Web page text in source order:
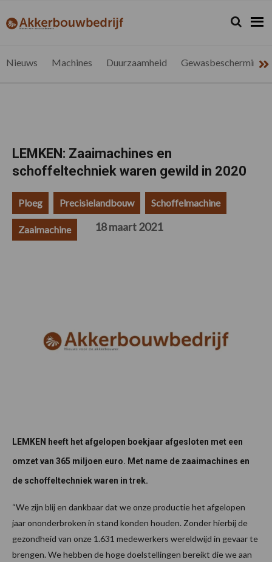
de
de
de
de
akkerbouwbedrijf.be
Nieuws
Zoeken...
Zoek
Nieuws Machines Duurzaamheid Gewasbescherming
LEMKEN: Zaaimachines en
schoffeltechniek waren gewild in 2020
Ploeg Precisielandbouw Schoffelmachine
Zaaimachine 18 maart 2021
LEMKEN heeft het afgelopen boekjaar afgesloten met een
omzet van 365 miljoen euro. Met name de zaaimachines en
de schoffeltechniek waren in trek.
“We zijn blij en dankbaar dat we onze productie het afgelopen
jaar ononderbroken in stand konden houden. Zonder hierbij de
gezondheid van onze 1.631 medewerkers wereldwijd in gevaar te
brengen. We hebben de hoge doelstellingen bereikt die we aan